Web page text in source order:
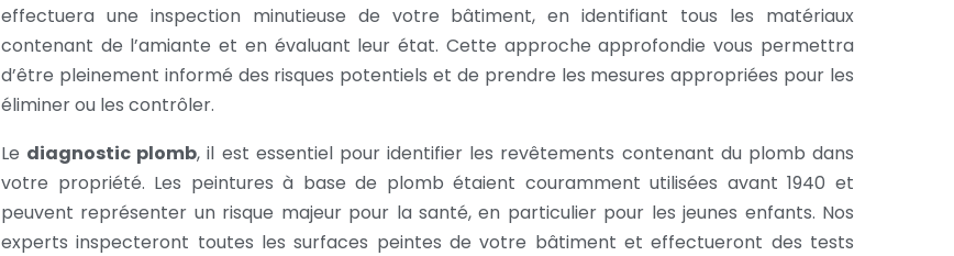
effectuera une inspection minutieuse de votre bâtiment, en identifiant tous les matériaux
contenant de l’amiante et en évaluant leur état. Cette approche approfondie vous permettra
d’être pleinement informé des risques potentiels et de prendre les mesures appropriées pour les
éliminer ou les contrôler.
Le diagnostic plomb, il est essentiel pour identifier les revêtements contenant du plomb dans
votre propriété. Les peintures à base de plomb étaient couramment utilisées avant 1940 et
peuvent représenter un risque majeur pour la santé, en particulier pour les jeunes enfants. Nos
experts inspecteront toutes les surfaces peintes de votre bâtiment et effectueront des tests